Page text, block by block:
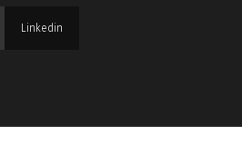
Linkedin